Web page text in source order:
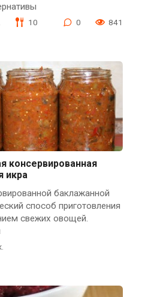
10 0 841
консервированная
икра
баклажанной
способ приготовления
свежих овощей.